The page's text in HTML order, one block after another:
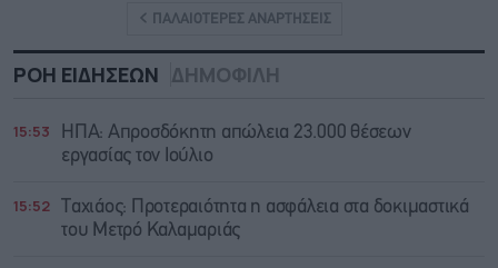
ΠΑΛΑΙΟΤΕΡΕΣ ΑΝΑΡΤΗΣΕΙΣ
ΡΟΗ ΕΙΔΗΣΕΩΝ ΔΗΜΟΦΙΛΗ
15:53
ΗΠΑ: Απροσδόκητη απώλεια 23.000 θέσεων
εργασίας τον Ιούλιο
15:52
Ταχιάος: Προτεραιότητα η ασφάλεια στα δοκιμαστικά
του Μετρό Καλαμαριάς